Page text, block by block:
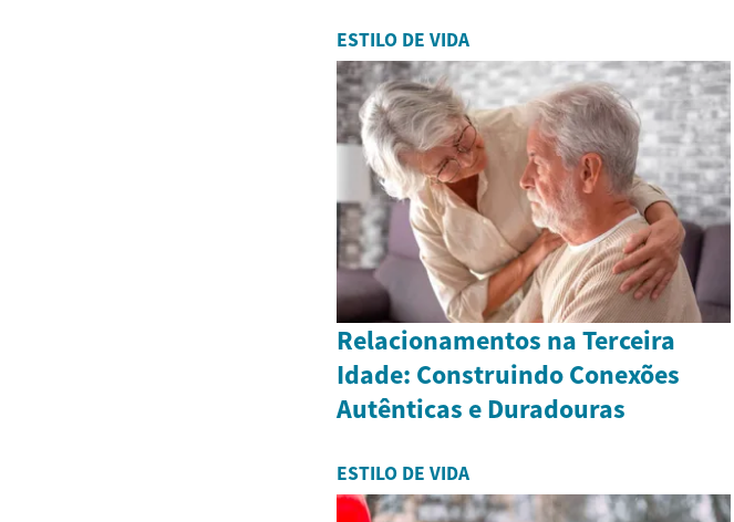
ESTILO DE VIDA
Relacionamentos na Terceira
Idade: Construindo Conexões
Autênticas e Duradouras
ESTILO DE VIDA